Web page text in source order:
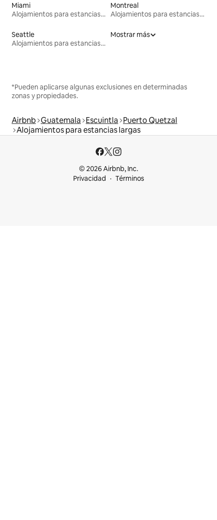
Miami
Alojamientos para estancias largas
Montreal
Alojamientos para estancias largas
Seattle
Alojamientos para estancias largas
Mostrar más
*Pueden aplicarse algunas exclusiones en determinadas
zonas y propiedades.
Airbnb Guatemala Escuintla Puerto Quetzal
Alojamientos para estancias largas
© 2026 Airbnb, Inc.
Privacidad
Términos